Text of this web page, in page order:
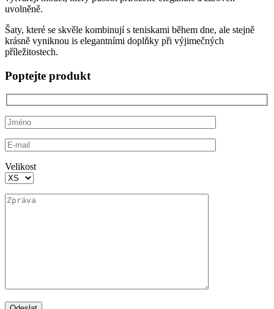
uvolněně.
Šaty, které se skvěle kombinují s teniskami během dne, ale stejně
krásně vyniknou is elegantními doplňky při výjimečných
příležitostech.
Poptejte produkt
Velikost